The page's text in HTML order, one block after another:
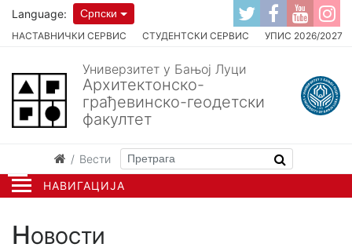
НАВИГАЦИЈА
НАСТАВНИЧКИ СЕРВИС СТУДЕНТСКИ СЕРВИС УПИС 2026/2027
Language: Српски
Универзитет у Бањој Луци
Архитектонско-
грађевинско-геодетски
факултет
Вести
Новости